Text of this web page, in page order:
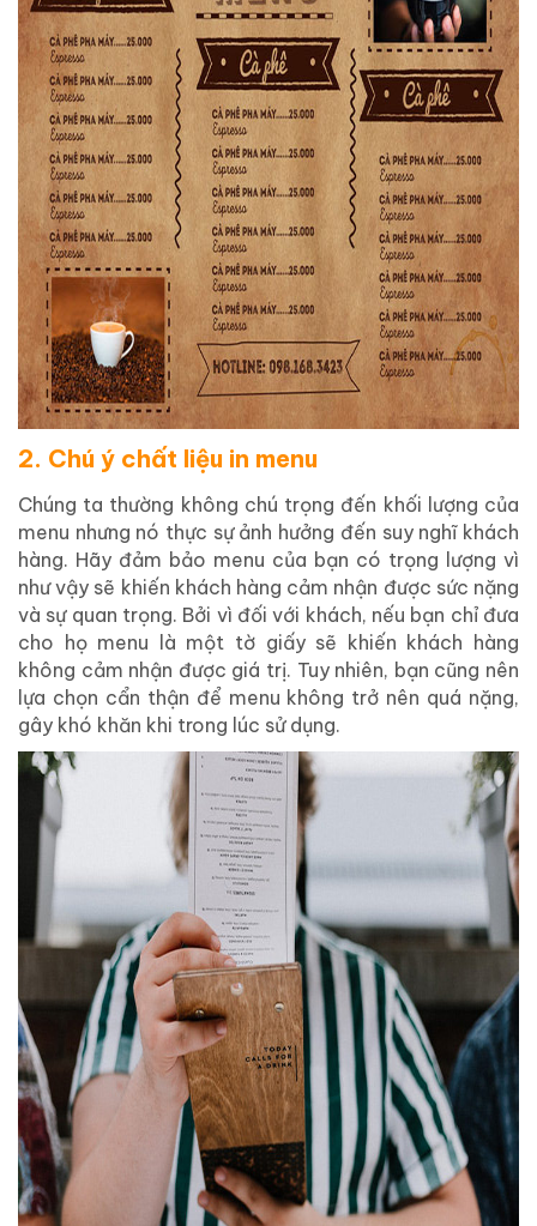
2. Chú ý chất liệu in menu
Chúng ta thường không chú trọng đến khối lượng của
menu nhưng nó thực sự ảnh hưởng đến suy nghĩ khách
hàng. Hãy đảm bảo menu của bạn có trọng lượng vì
như vậy sẽ khiến khách hàng cảm nhận được sức nặng
và sự quan trọng. Bởi vì đối với khách, nếu bạn chỉ đưa
cho họ menu là một tờ giấy sẽ khiến khách hàng
không cảm nhận được giá trị. Tuy nhiên, bạn cũng nên
lựa chọn cẩn thận để menu không trở nên quá nặng,
gây khó khăn khi trong lúc sử dụng.